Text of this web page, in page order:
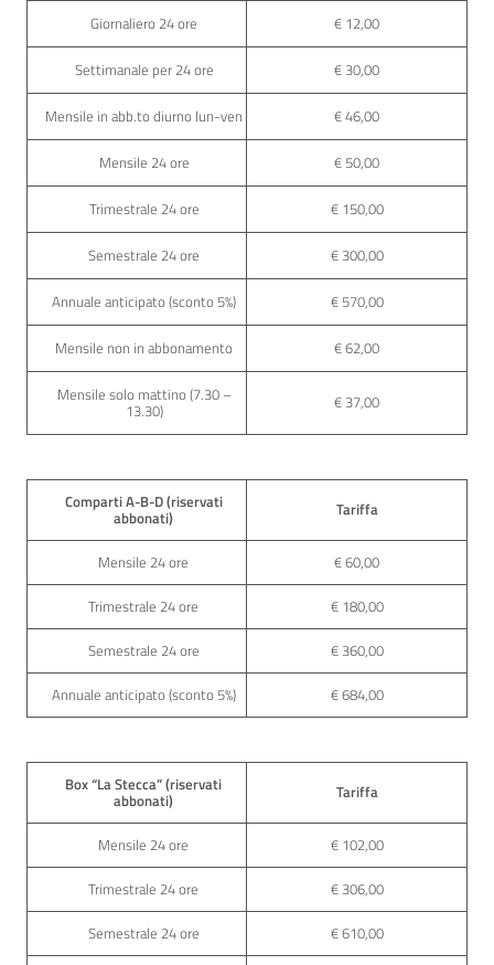
Giornaliero 24 ore € 12,00
Settimanale per 24 ore € 30,00
Mensile in abb.to diurno lun-ven € 46,00
Mensile 24 ore € 50,00
Trimestrale 24 ore € 150,00
Semestrale 24 ore € 300,00
Annuale anticipato (sconto 5%) € 570,00
Mensile non in abbonamento € 62,00
Mensile solo mattino (7.30 –
13.30) € 37,00
Comparti A-B-D (riservati
abbonati) Tariffa
Mensile 24 ore
€ 60,00
Trimestrale 24 ore
€ 180,00
Semestrale 24 ore
€ 360,00
Annuale anticipato (sconto 5%)
€ 684,00
Box “La Stecca” (riservati
abbonati) Tariffa
Mensile 24 ore
€ 102,00
Trimestrale 24 ore
€ 306,00
Semestrale 24 ore
€ 610,00